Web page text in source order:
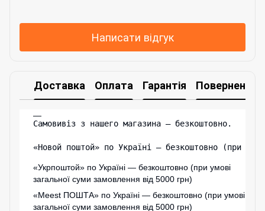
Написати відгук
Доставка Оплата Гарантія Повернення
Самовивіз з нашего магазина – безкоштовно.
«Новой поштой» по Україні — безкоштовно (при
«Укрпоштой» по Україні — безкоштовно (при умові
загальної суми замовлення від 5000 грн)
«Meest ПОШТА» по Україні — безкоштовно (при умові
загальної суми замовлення від 5000 грн)